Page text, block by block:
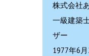
株式会社
一級建築
ザー
1977年6